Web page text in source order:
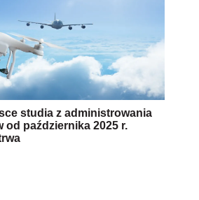
studia z administrowania
od października 2025 r.